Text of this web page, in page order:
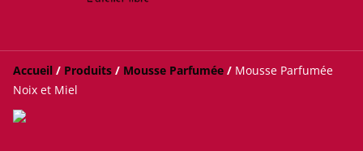
Accueil / Produits / Mousse Parfumée / Mousse Parfumée
Noix et Miel